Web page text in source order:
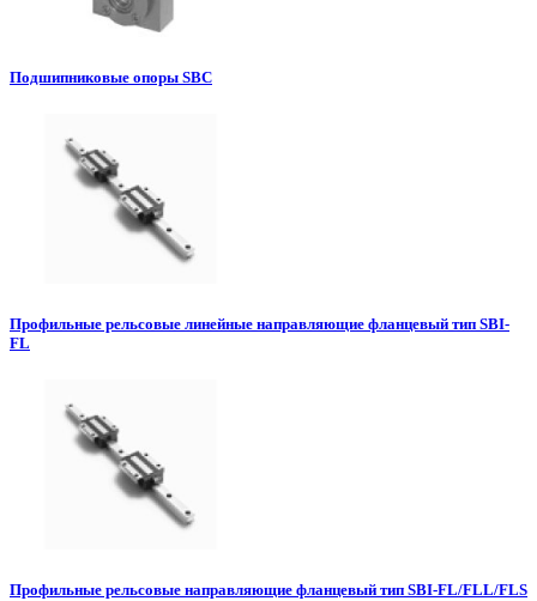
Подшипниковые опоры SBC
Профильные рельсовые линейные направляющие фланцевый тип SBI-
FL
Профильные рельсовые направляющие фланцевый тип SBI-FL/FLL/FLS